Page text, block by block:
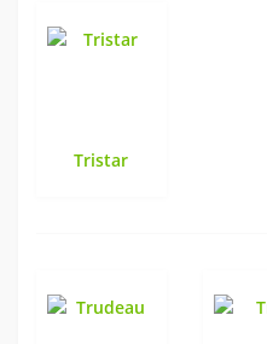
Tristar